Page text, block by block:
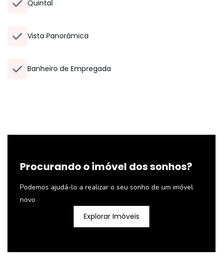
Quintal
Vista Panorâmica
Banheiro de Empregada
Procurando o imóvel dos sonhos?
Podemos ajudá-lo a realizar o seu sonho de um imóvel
novo
Explorar Imóveis